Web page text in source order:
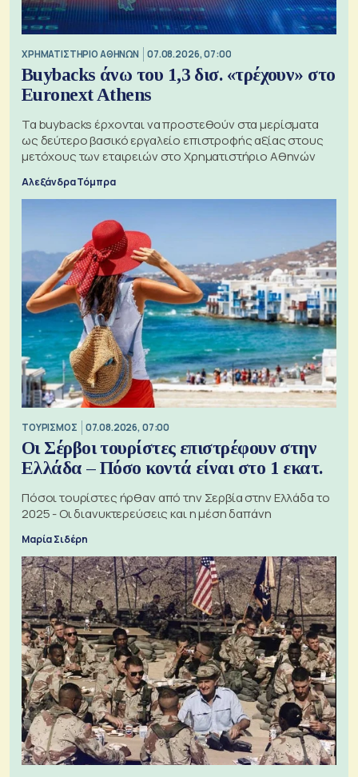
XΡΗΜΑΤΙΣΤΗΡΙΟ ΑΘΗΝΩΝ 07.08.2026, 07:00
Buybacks άνω του 1,3 δισ. «τρέχουν» στο
Euronext Athens
Τα buybacks έρχονται να προστεθούν στα μερίσματα
ως δεύτερο βασικό εργαλείο επιστροφής αξίας στους
μετόχους των εταιρειών στο Χρηματιστήριο Αθηνών
Αλεξάνδρα Τόμπρα
ΤΟΥΡΙΣΜΟΣ 07.08.2026, 07:00
Οι Σέρβοι τουρίστες επιστρέφουν στην
Ελλάδα – Πόσο κοντά είναι στο 1 εκατ.
Πόσοι τουρίστες ήρθαν από την Σερβία στην Ελλάδα το
2025 - Οι διανυκτερεύσεις και η μέση δαπάνη
Μαρία Σιδέρη